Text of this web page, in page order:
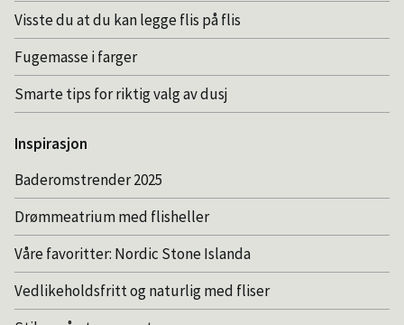
Visste du at du kan legge flis på flis
Fugemasse i farger
Smarte tips for riktig valg av dusj
Inspirasjon
Baderomstrender 2025
Drømmeatrium med flisheller
Våre favoritter: Nordic Stone Islanda
Vedlikeholdsfritt og naturlig med fliser